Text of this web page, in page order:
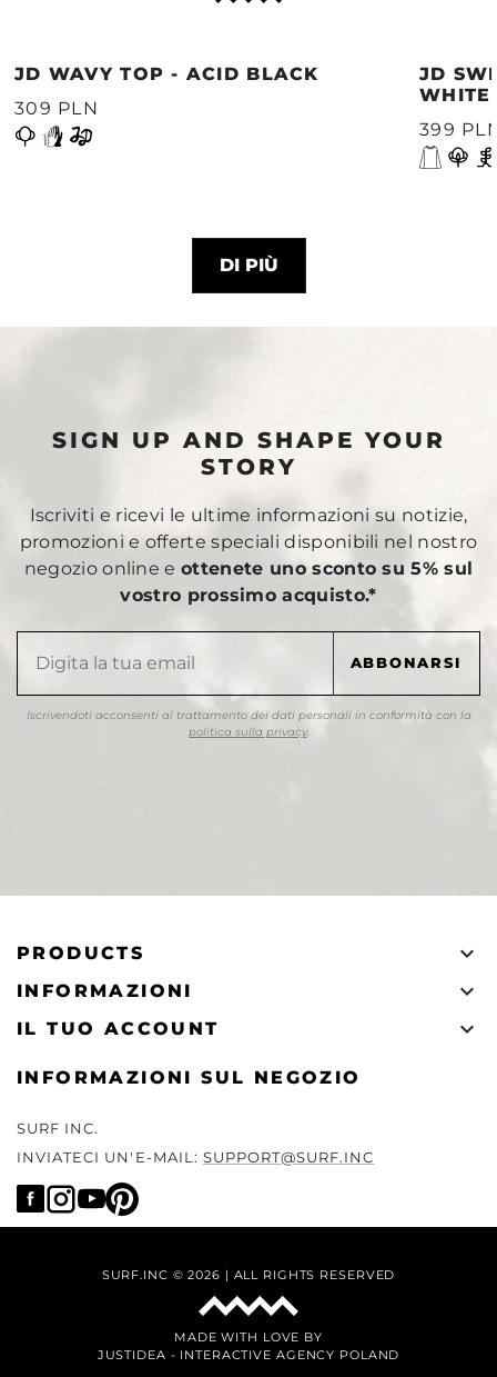
JD WAVY TOP - ACID BLACK
309 PLN
JD
WHITE
399
DI PIÙ
SIGN UP AND SHAPE YOUR
STORY
Iscriviti e ricevi le ultime informazioni su notizie,
promozioni e offerte speciali disponibili nel nostro
negozio online eottenete uno sconto su 5% sul
vostro prossimo acquisto.*
Iscrivendoti acconsenti al trattamento dei dati personali in conformità con la
politica sulla privacy.
PRODUCTS 
INFORMAZIONI 
IL TUO ACCOUNT 
INFORMAZIONI SUL NEGOZIO
SURF INC.
INVIATECI UN'E-MAIL: SUPPORT@SURF.INC
SURF.INC © 2026 | ALL RIGHTS RESERVED
MADE WITH LOVE BY
JUSTIDEA - INTERACTIVE AGENCY POLAND